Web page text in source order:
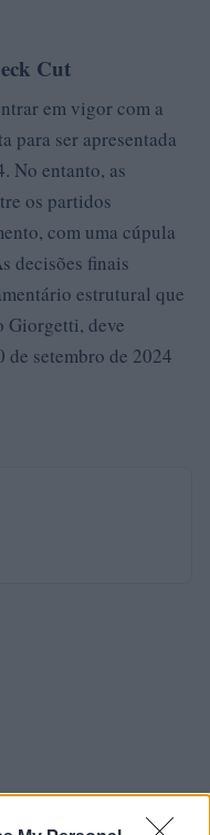
Cut
em vigor com a
para ser apresentada
No entanto, as
os partidos
com uma cúpula
decisões finais
estrutural que
Giorgetti, deve
de setembro de 2024